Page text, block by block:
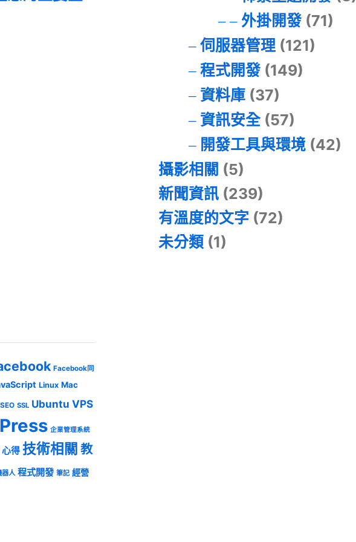
外掛開發(71)
伺服器管理(121)
程式開發(149)
資料庫(37)
資訊安全(57)
開發工具與環境(42)
攝影相關 (5)
新聞資訊 (239)
有溫度的文字 (72)
未分類 (1)
Facebook同
Linux Mac
SEO SSL Ubuntu VPS
企業管理系統
心得 技術相關 教
器人 程式開發 筆記 經營